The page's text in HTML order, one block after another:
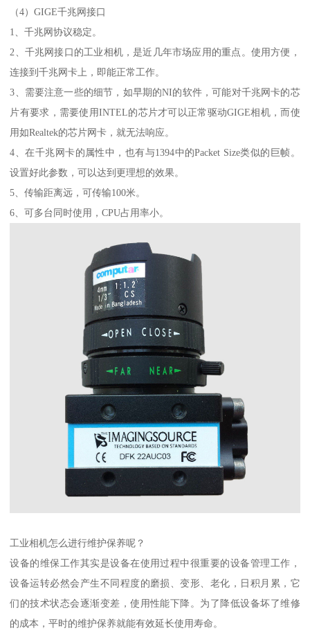
（4）GIGE千兆网接口
1、千兆网协议稳定。
2、千兆网接口的工业相机，是近几年市场应用的重点。使用方便，
连接到千兆网卡上，即能正常工作。
3、需要注意一些的细节，如早期的NI的软件，可能对千兆网卡的芯
片有要求，需要使用INTEL的芯片才可以正常驱动GIGE相机，而使
用如Realtek的芯片网卡，就无法响应。
4、在千兆网卡的属性中，也有与1394中的Packet Size类似的巨帧。
设置好此参数，可以达到更理想的效果。
5、传输距离远，可传输100米。
6、可多台同时使用，CPU占用率小。
工业相机怎么进行维护保养呢？
设备的维保工作其实是设备在使用过程中很重要的设备管理工作，
设备运转必然会产生不同程度的磨损、变形、老化，日积月累，它
们的技术状态会逐渐变差，使用性能下降。为了降低设备坏了维修
的成本，平时的维护保养就能有效延长使用寿命。